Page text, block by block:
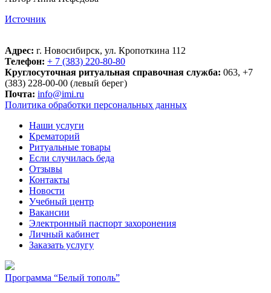
Источник
Адрес: г. Новосибирск, ул. Кропоткина 112
Телефон: + 7 (383) 220-80-80
Круглосуточная ритуальная справочная служба: 063, +7
(383) 228-00-00 (левый берег)
Почта: info@imi.ru
Политика обработки персональных данных
Наши услуги
Крематорий
Ритуальные товары
Если случилась беда
Отзывы
Контакты
Новости
Учебный центр
Вакансии
Электронный паспорт захоронения
Личный кабинет
Заказать услугу
Программа “Белый тополь”